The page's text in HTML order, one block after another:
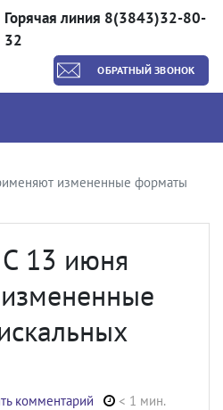
Горячая линия 8(3843)32-80-
32
ОБРАТНЫЙ ЗВОНОК
измененные форматы
С 13 июня
комментарий
< 1 мин.